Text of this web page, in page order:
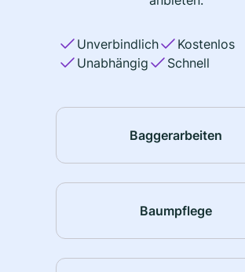
Unverbindlich
Kostenlos
Unabhängig
Schnell
Baggerarbeiten
Baumpflege